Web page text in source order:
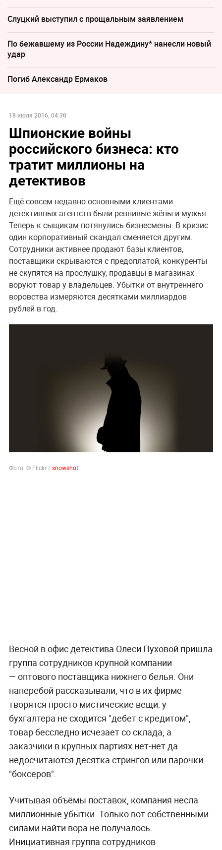
Слуцкий выступил с прощальным заявлением
По бежавшему из России Надеждину* нанесли новый
удар
Погиб Александр Ермаков
18 июля 2016, 04:30
Шпионские войны
российского бизнеса: кто
тратит миллионы на
детективов
Ещё совсем недавно основными клиентами
детективных агентств были ревнивые жёны и мужья.
Теперь к сыщикам потянулись бизнесмены. В кризис
один корпоративный скандал сменяется другим.
Сотрудники активнее продают базы клиентов,
поставщики скрываются с предоплатой, конкуренты
не скупятся на прослушку, продавцы в магазинах
воруют товар у владельцев. Убытки от внутреннего
воровства измеряются десятками миллиардов
рублей в год.
Фото: © Flickr /snowshot
Весной в офис детектива Олеси Пуховой пришла
группа сотрудников крупной компании
— оптового поставщика нижнего белья. Они
наперебой рассказывали, что в их фирме
творятся просто мистические вещи: у
бухгалтера не сходится "дебет с кредитом",
товар бесследно исчезает со склада, а
заказчики в крупных партиях нет-нет да
недосчитаются десятка стрингов или парочки
"боксеров".
Учитывая объёмы поставок, компания несла
миллионные убытки. Только вот собственными
силами найти вора не получалось.
Инициативная группа сотрудников